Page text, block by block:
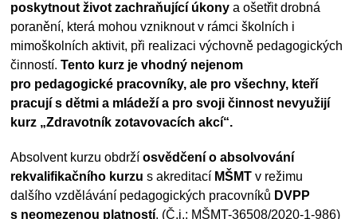
poskytnout život zachraňující úkony a ošetřit drobná
poranění, která mohou vzniknout v rámci školních i
mimoškolních aktivit, při realizaci výchovně pedagogických
činností. Tento kurz je vhodný nejenom
pro pedagogické pracovníky, ale pro všechny, kteří
pracují s dětmi a mládeží a pro svoji činnost nevyužijí
kurz „Zdravotník zotavovacích akcí“.
Absolvent kurzu obdrží osvědčení o absolvování
rekvalifikačního kurzus akreditací MŠMT v režimu
dalšího vzdělávání pedagogických pracovníků DVPP
s neomezenou platností. (Č.j.: MŠMT-36508/2020-1-986)